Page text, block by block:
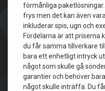
förmånliga
frys men det kan även
inkluderar spis, ugn och
Fördelarna är att priserna
du får samma tillverkare
bara ett enhetligt intryck
något som skulle gå
garantier och behöver
något skulle inträffa. Du